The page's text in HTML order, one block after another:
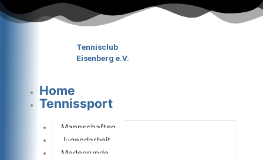
Zum
Inhalt
Tennisclub
Eisenberg e.V.
Home
Tennissport
Mannschaften
Jugendarbeit
Medenrunde